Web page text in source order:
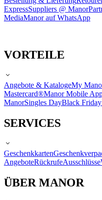
ExpressSuppliers @ Manor
MediaManor auf WhatsApp
VORTEILE
Angebote & KatalogeMy
Mastercard®Manor Mobile
ManorSingles DayBlack Friday
SERVICES
Geschenkkarten
AngeboteRückrufeAusschlüsse
ÜBER MANOR